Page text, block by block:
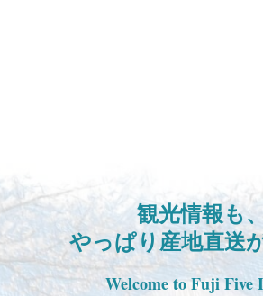
観光情報も
やっぱり産地直送
Welcome to Fuji Five